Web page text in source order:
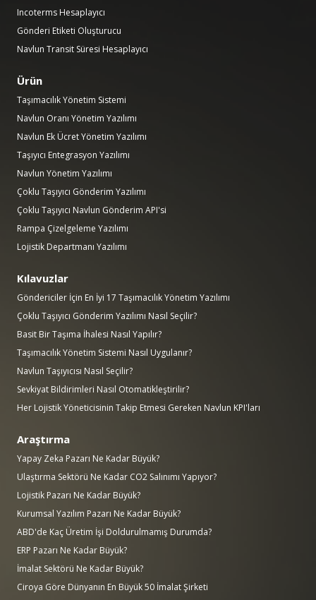
Incoterms Hesaplayıcı
Gönderi Etiketi Oluşturucu
Navlun Transit Süresi Hesaplayıcı
Ürün
Taşımacılık Yönetim Sistemi
Navlun Oranı Yönetim Yazılımı
Navlun Ek Ücret Yönetim Yazılımı
Taşıyıcı Entegrasyon Yazılımı
Navlun Yönetim Yazılımı
Çoklu Taşıyıcı Gönderim Yazılımı
Çoklu Taşıyıcı Navlun Gönderim API'si
Rampa Çizelgeleme Yazılımı
Lojistik Departmanı Yazılımı
Kılavuzlar
Göndericiler İçin En İyi 17 Taşımacılık Yönetim Yazılımı
Çoklu Taşıyıcı Gönderim Yazılımı Nasıl Seçilir?
Basit Bir Taşıma İhalesi Nasıl Yapılır?
Taşımacılık Yönetim Sistemi Nasıl Uygulanır?
Navlun Taşıyıcısı Nasıl Seçilir?
Sevkiyat Bildirimleri Nasıl Otomatikleştirilir?
Her Lojistik Yöneticisinin Takip Etmesi Gereken Navlun KPI'ları
Araştırma
Yapay Zeka Pazarı Ne Kadar Büyük?
Ulaştırma Sektörü Ne Kadar CO2 Salınımı Yapıyor?
Lojistik Pazarı Ne Kadar Büyük?
Kurumsal Yazılım Pazarı Ne Kadar Büyük?
ABD'de Kaç Üretim İşi Doldurulmamış Durumda?
ERP Pazarı Ne Kadar Büyük?
İmalat Sektörü Ne Kadar Büyük?
Ciroya Göre Dünyanın En Büyük 50 İmalat Şirketi